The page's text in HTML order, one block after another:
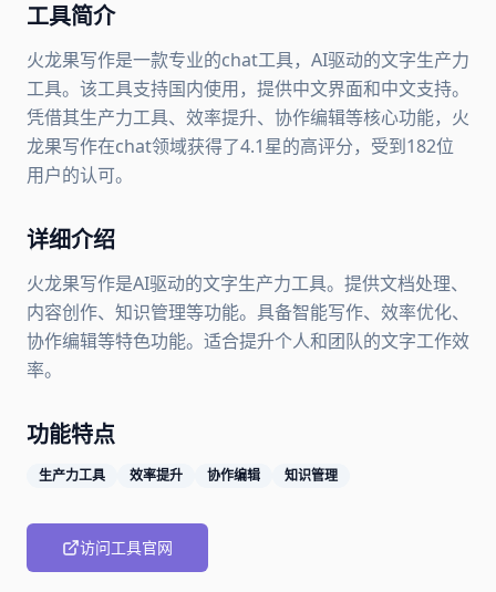
工具简介
火龙果写作是一款专业的chat工具，AI驱动的文字生产力
工具。该工具支持国内使用，提供中文界面和中文支持。
凭借其生产力工具、效率提升、协作编辑等核心功能，火
龙果写作在chat领域获得了4.1星的高评分，受到182位
用户的认可。
详细介绍
火龙果写作是AI驱动的文字生产力工具。提供文档处理、
内容创作、知识管理等功能。具备智能写作、效率优化、
协作编辑等特色功能。适合提升个人和团队的文字工作效
率。
功能特点
生产力工具 效率提升 协作编辑 知识管理
访问工具官网